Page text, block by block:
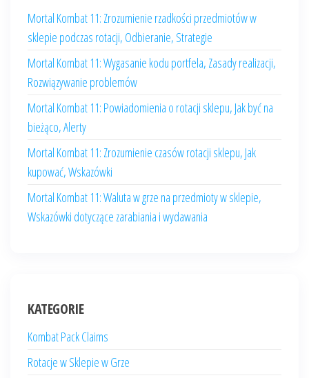
Mortal Kombat 11: Zrozumienie rzadkości przedmiotów w
sklepie podczas rotacji, Odbieranie, Strategie
Mortal Kombat 11: Wygasanie kodu portfela, Zasady realizacji,
Rozwiązywanie problemów
Mortal Kombat 11: Powiadomienia o rotacji sklepu, Jak być na
bieżąco, Alerty
Mortal Kombat 11: Zrozumienie czasów rotacji sklepu, Jak
kupować, Wskazówki
Mortal Kombat 11: Waluta w grze na przedmioty w sklepie,
Wskazówki dotyczące zarabiania i wydawania
KATEGORIE
Kombat Pack Claims
Rotacje w Sklepie w Grze